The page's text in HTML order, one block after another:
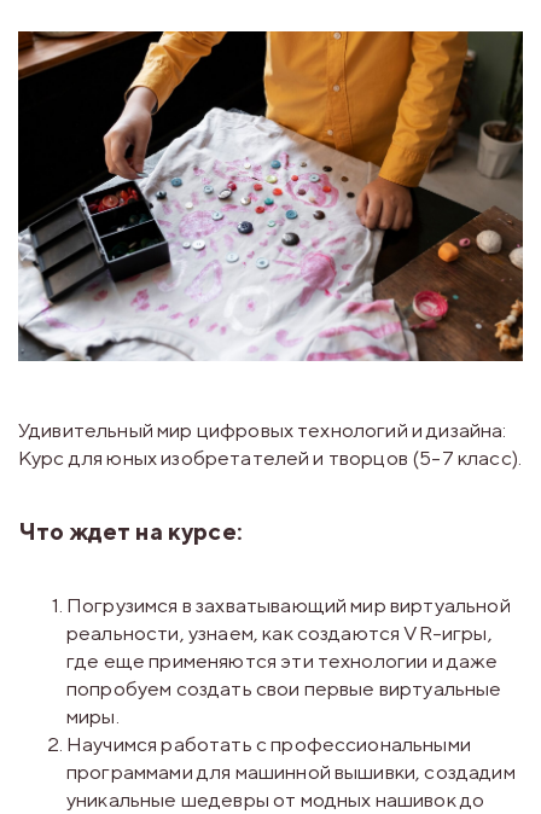
Удивительный мир цифровых технологий и дизайна:
Курс для юных изобретателей и творцов (5-7 класс).
Что ждет на курсе:
Погрузимся в захватывающий мир виртуальной
реальности, узнаем, как создаются VR-игры,
где еще применяются эти технологии и даже
попробуем создать свои первые виртуальные
миры.
Научимся работать с профессиональными
программами для машинной вышивки, создадим
уникальные шедевры от модных нашивок до